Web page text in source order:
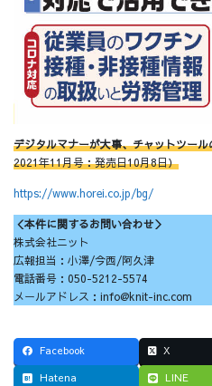
デジタルマナーが大事、チャットツール
2021年11月号：発売日10月8日）
https://www.horei.co.jp/bg/
＜本件に関するお問い合わせ＞
株式会社ニット
広報担当：小澤/今西/阿久津
電話番号：050-5212-5574
メールアドレス：info@knit-inc.com
Facebook X
Hatena
LINE